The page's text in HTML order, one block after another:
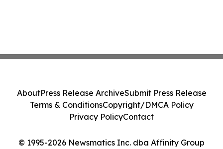
© 1995-2026 Newsmatics Inc. dba Affinity Group
AboutPress Release ArchiveSubmit Press Release
Terms & ConditionsCopyright/DMCA Policy
Privacy PolicyContact